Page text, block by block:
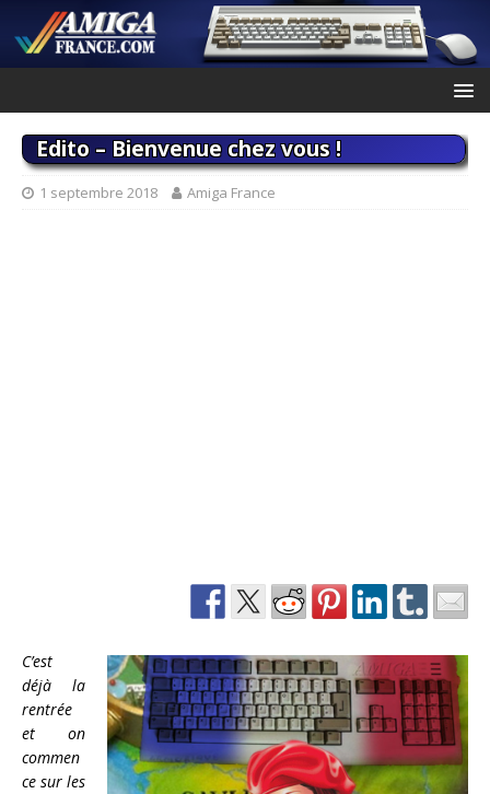
Edito – Bienvenue chez vous !
1 septembre 2018 Amiga France
C’est
déjà la
rentrée
et on
commen
ce sur les